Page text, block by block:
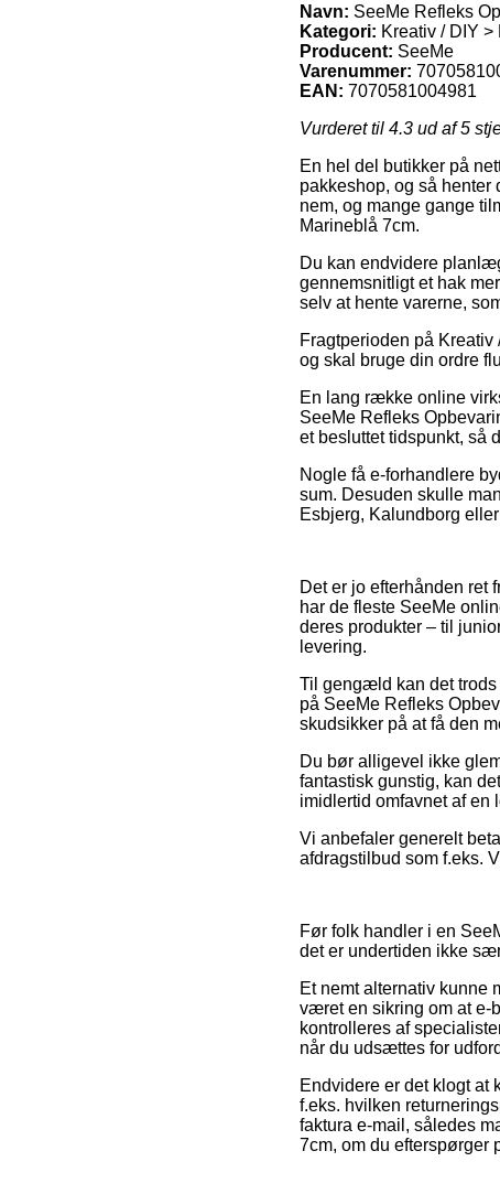
Navn: SeeMe Refleks
Kategori: Kreativ / DIY
Producent: SeeMe
Varenummer:
EAN: 7070581004981
Vurderet til 4.3 ud af 5
En hel del butikker på
pakkeshop, og så henter
nem, og mange gange
Marineblå 7cm.
Du kan endvidere
gennemsnitligt et hak
selv at hente varerne,
Fragtperioden på
og skal bruge din ordre
En lang række online
SeeMe Refleks
et besluttet tidspunkt, så
Nogle få e-forhandlere
sum. Desuden skulle
Esbjerg, Kalundborg
Det er jo efterhånden ret
har de fleste SeeMe
deres produkter – til
levering.
Til gengæld kan det
på SeeMe Refleks
skudsikker på at få den
Du bør alligevel ikke
fantastisk gunstig, kan
imidlertid omfavnet af en
Vi anbefaler generelt
afdragstilbud som f.eks.
Før folk handler i en
det er undertiden ikke
Et nemt alternativ kunne
været en sikring om at
kontrolleres af
når du udsættes for
Endvidere er det klogt at
f.eks. hvilken
faktura e-mail, således
7cm, om du efterspørger